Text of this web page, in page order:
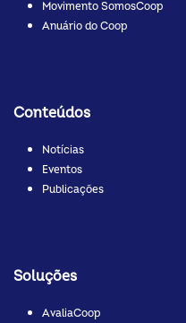
Movimento SomosCoop
Anuário do Coop
Conteúdos
Notícias
Eventos
Publicações
Soluções
AvaliaCoop